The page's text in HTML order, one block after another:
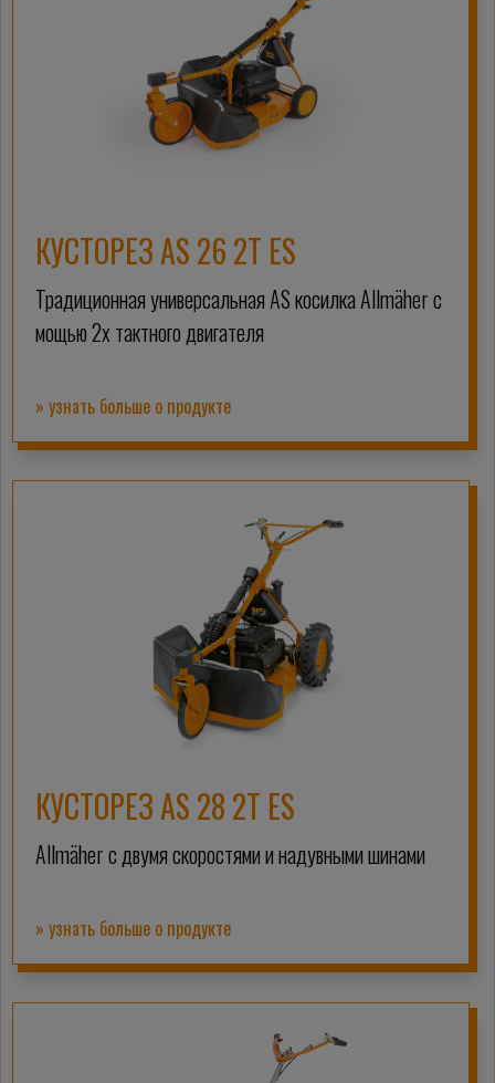
КУСТОРЕЗ AS 26 2T ES
Традиционная универсальная AS косилка Allmäher с
мощью 2х тактного двигателя
» узнать больше о продукте
КУСТОРЕЗ AS 28 2T ES
Allmäher с двумя скоростями и надувными шинами
» узнать больше о продукте